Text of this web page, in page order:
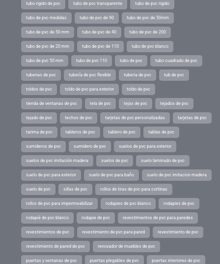
tubo rigido de pvc tubo de pvc transparente tubo de pvc rigido
tubo de pvc medidas tubo de pvc de 90 tubo de pvc de 50mm
tubo de pvc de 50 mm tubo de pvc de 40 tubo de pvc de 200
tubo de pvc de 20 mm tubo de pvc de 110 tubo de pvc blanco
tubo de pvc 50 mm tubo de pvc 110 tubo de pvc tubo cuadrado de pvc
tuberias de pvc tubería de pvc flexible tuberia de pvc tub de pvc
toldos de pvc toldo de pvc para exterior toldo de pvc
tienda de ventanas de pvc tela de pvc tejas de pvc tejados de pvc
tejado de pvc techos de pvc tarjetas de pvc personalizadas tarjetas de pvc
tarima de pvc tableros de pvc tablero de pvc tablas de pvc
sumideros de pvc sumidero de pvc suelos de pvc para exterior
suelos de pvc imitación madera suelos de pvc suelo laminado de pvc
suelo de pvc para exterior suelo de pvc para baño suelo de pvc imitacion madera
suelo de pvc sillas de pvc rollos de tiras de pvc para cortinas
rollos de pvc para impermeabilizar rodapies de pvc blanco rodapies de pvc
rodapié de pvc blanco rodapie de pvc revestimientos de pvc para paredes
revestimientos de pvc revestimiento de pvc para pared revestimiento de pvc
revestimiento de pared de pvc renovador de muebles de pvc
puertas y ventanas de pvc puertas plegables de pvc puertas interiores de pvc